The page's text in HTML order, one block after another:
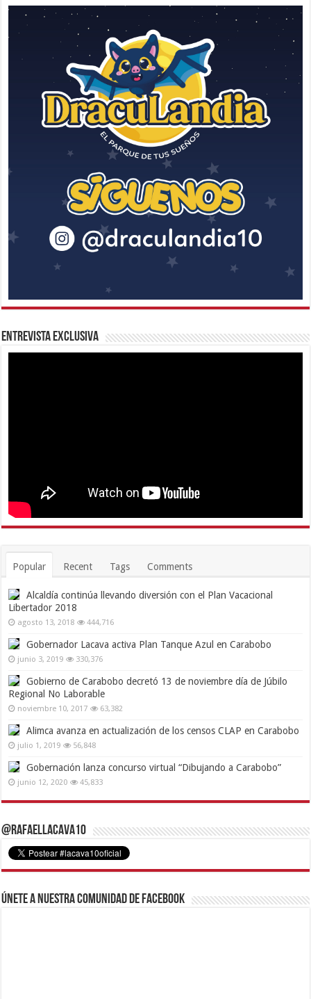
Entrevista Exclusiva
Popular Recent Tags Comments
Alcaldía continúa llevando diversión con el Plan Vacacional
Libertador 2018
agosto 13, 2018 444,716
Gobernador Lacava activa Plan Tanque Azul en Carabobo
junio 3, 2019 330,376
Gobierno de Carabobo decretó 13 de noviembre día de Júbilo
Regional No Laborable
noviembre 10, 2017 63,382
Alimca avanza en actualización de los censos CLAP en Carabobo
julio 1, 2019 56,848
Gobernación lanza concurso virtual “Dibujando a Carabobo”
junio 12, 2020 45,833
@RafaelLacava10
Únete a nuestra comunidad de Facebook